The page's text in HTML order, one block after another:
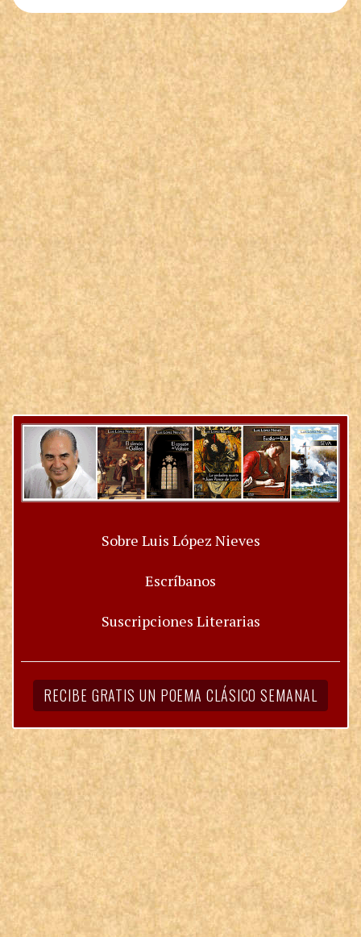
Sobre Luis López Nieves
Escríbanos
Suscripciones Literarias
RECIBE GRATIS UN POEMA CLÁSICO SEMANAL